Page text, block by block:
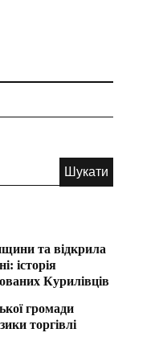
та відкрила
історія
Курилівців
громади
торгівлі